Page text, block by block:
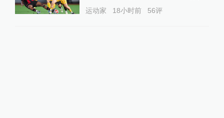
运动家 18小时前 56评